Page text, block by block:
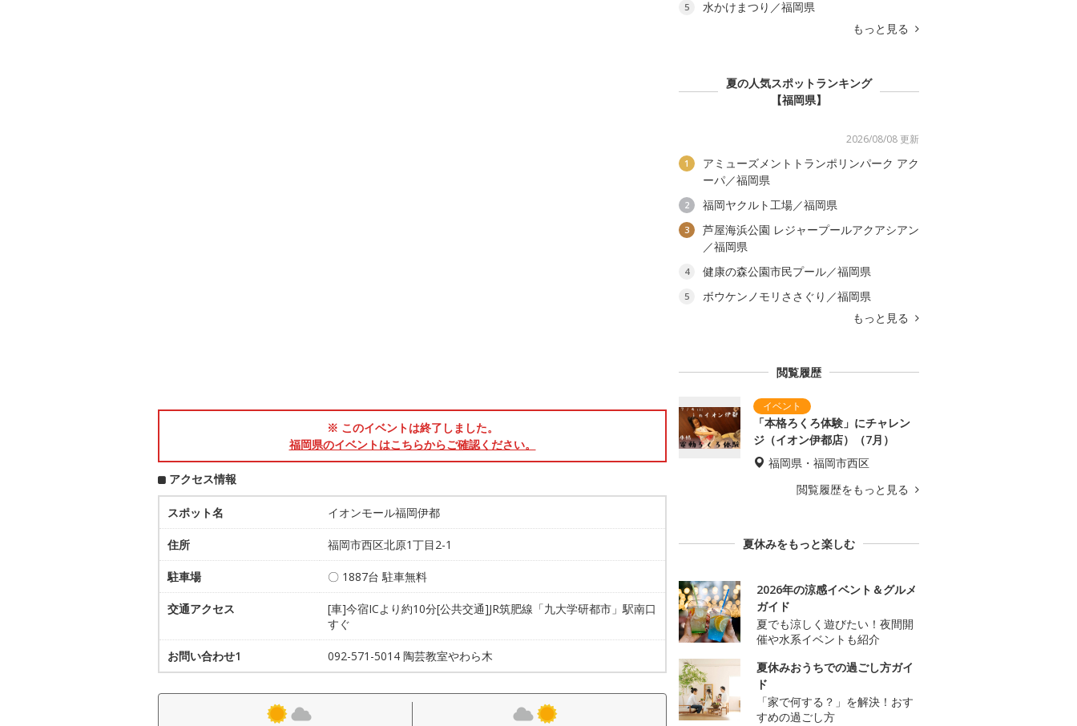
※ このイベントは終了しました。
福岡県のイベントはこちらからご確認ください。
アクセス情報
スポット名 イオンモール福岡伊都
住所 福岡市西区北原1丁目2-1
駐車場 〇 1887台 駐車無料
交通アクセス
[車]今宿ICより約10分[公共交通]JR筑肥線「九大学研都市」駅南口
すぐ
お問い合わせ1 092-571-5014 陶芸教室やわら木
5
水かけまつり／福岡県
もっと見る
夏の人気スポットランキング
【福岡県】
2026/08/08 更新
1
アミューズメントトランポリンパーク アク
ーパ／福岡県
2 福岡ヤクルト工場／福岡県
3
芦屋海浜公園 レジャープールアクアシアン
／福岡県
4 健康の森公園市民プール／福岡県
5
ボウケンノモリささぐり／福岡県
もっと見る
閲覧履歴
「本格ろくろ体験」にチャレン
ジ（イオン伊都店）（7月）
福岡県・福岡市西区
閲覧履歴をもっと見る
夏休みをもっと楽しむ
2026年の涼感イベント＆グルメ
ガイド
夏でも涼しく遊びたい！夜間開
催や水系イベントも紹介
夏休みおうちでの過ごし方ガイ
ド
「家で何する？」を解決！おす
すめの過ごし方